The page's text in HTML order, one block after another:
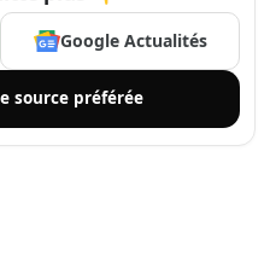
Google Actualités
source préférée